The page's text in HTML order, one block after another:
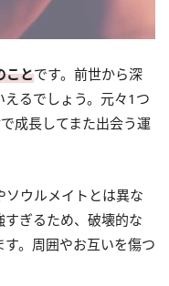
ことです。前世から深
るでしょう。元々1つ
成長してまた出会う運
ソウルメイトとは異な
すぎるため、破壊的な
。周囲やお互いを傷つ